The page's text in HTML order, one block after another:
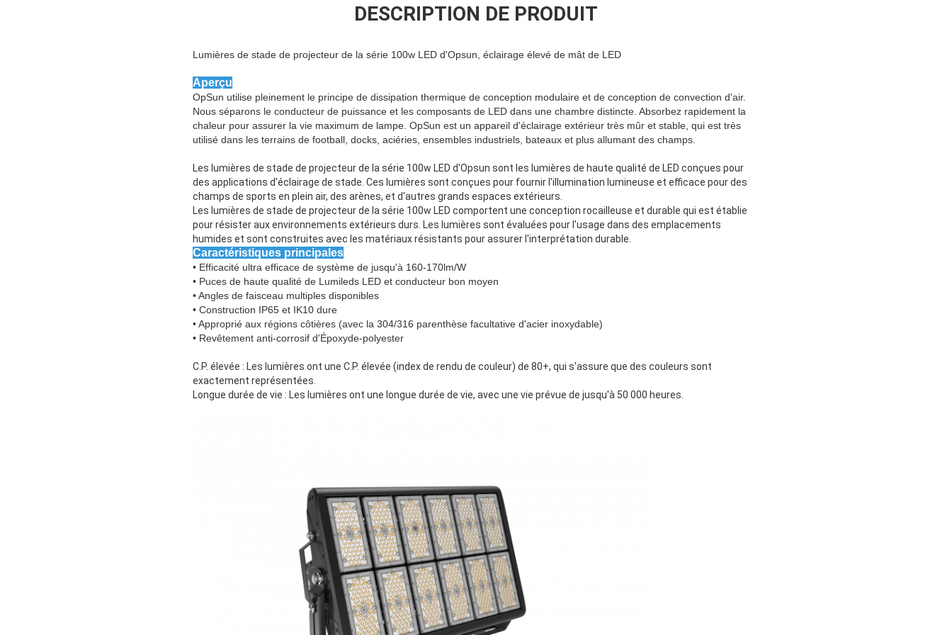
DESCRIPTION DE PRODUIT
Lumières de stade de projecteur de la série 100w LED d'Opsun, éclairage élevé de mât de LED
Aperçu
OpSun utilise pleinement le principe de dissipation thermique de conception modulaire et de conception de convection d'air.
Nous séparons le conducteur de puissance et les composants de LED dans une chambre distincte. Absorbez rapidement la
chaleur pour assurer la vie maximum de lampe. OpSun est un appareil d'éclairage extérieur très mûr et stable, qui est très
utilisé dans les terrains de football, docks, aciéries, ensembles industriels, bateaux et plus allumant des champs.
Les lumières de stade de projecteur de la série 100w LED d'Opsun sont les lumières de haute qualité de LED conçues pour
des applications d'éclairage de stade. Ces lumières sont conçues pour fournir l'illumination lumineuse et efficace pour des
champs de sports en plein air, des arènes, et d'autres grands espaces extérieurs.
Les lumières de stade de projecteur de la série 100w LED comportent une conception rocailleuse et durable qui est établie
pour résister aux environnements extérieurs durs. Les lumières sont évaluées pour l'usage dans des emplacements
humides et sont construites avec les matériaux résistants pour assurer l'interprétation durable.
Caractéristiques principales
• Efficacité ultra efficace de système de jusqu'à 160-170lm/W
• Puces de haute qualité de Lumileds LED et conducteur bon moyen
• Angles de faisceau multiples disponibles
• Construction IP65 et IK10 dure
• Approprié aux régions côtières (avec la 304/316 parenthèse facultative d'acier inoxydable)
• Revêtement anti-corrosif d'Époxyde-polyester
C.P. élevée : Les lumières ont une C.P. élevée (index de rendu de couleur) de 80+, qui s'assure que des couleurs sont
exactement représentées.
Longue durée de vie : Les lumières ont une longue durée de vie, avec une vie prévue de jusqu'à 50 000 heures.